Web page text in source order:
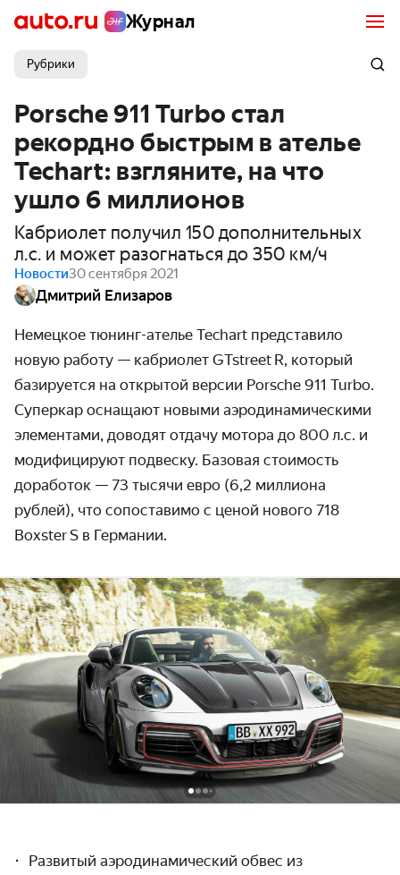
Журнал
Рубрики
Porsche 911 Turbo стал
рекордно быстрым в ателье
Techart: взгляните, на что
ушло 6 миллионов
Кабриолет получил 150 дополнительных
л.с. и может разогнаться до 350 км/ч
Новости30 сентября 2021
Дмитрий Елизаров
Немецкое тюнинг-ателье Techart представило
новую работу — кабриолет GTstreet R, который
базируется на открытой версии Porsche 911 Turbo.
Суперкар оснащают новыми аэродинами­ческими
элементами, доводят отдачу мотора до 800 л.с. и
модифи­цируют подвеску. Базовая стоимость
доработок — 73 тысячи евро (6,2 миллиона
рублей), что сопоставимо с ценой нового 718
Boxster S в Германии.
Развитый аэродинамический обвес из